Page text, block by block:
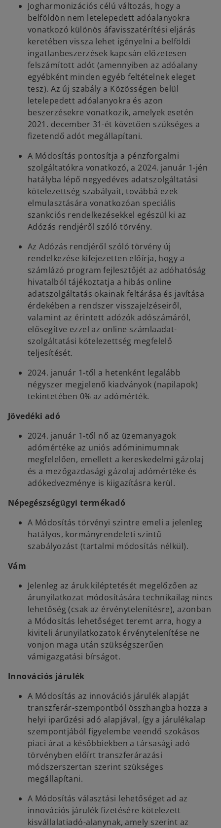
Jogharmonizációs célú változás, hogy a
belföldön nem letelepedett adóalanyokra
vonatkozó különös áfavisszatérítési eljárás
keretében vissza lehet igényelni a belföldi
ingatlanbeszerzések kapcsán előzetesen
felszámított adót (amennyiben az adóalany
egyébként minden egyéb feltételnek eleget
tesz). Az új szabály a Közösségen belül
letelepedett adóalanyokra és azon
beszerzésekre vonatkozik, amelyek esetén
2021. december 31-ét követően szükséges a
fizetendő adót megállapítani.
A Módosítás pontosítja a pénzforgalmi
szolgáltatókra vonatkozó, a 2024. január 1-jén
hatályba lépő negyedéves adatszolgáltatási
kötelezettség szabályait, továbbá ezek
elmulasztására vonatkozóan speciális
szankciós rendelkezésekkel egészül ki az
Adózás rendjéről szóló törvény.
Az Adózás rendjéről szóló törvény új
rendelkezése kifejezetten előírja, hogy a
számlázó program fejlesztőjét az adóhatóság
hivatalból tájékoztatja a hibás online
adatszolgáltatás okainak feltárása és javítása
érdekében a rendszer visszajelzéseiről,
valamint az érintett adózók adószámáról,
elősegítve ezzel az online számlaadat-
szolgáltatási kötelezettség megfelelő
teljesítését.
2024. január 1-től a hetenként legalább
négyszer megjelenő kiadványok (napilapok)
tekintetében 0% az adómérték.
Jövedéki adó
2024. január 1-től nő az üzemanyagok
adómértéke az uniós adóminimumnak
megfelelően, emellett a kereskedelmi gázolaj
és a mezőgazdasági gázolaj adómértéke és
adókedvezménye is kiigazításra kerül.
Népegészségügyi termékadó
A Módosítás törvényi szintre emeli a jelenleg
hatályos, kormányrendeleti szintű
szabályozást (tartalmi módosítás nélkül).
Vám
Jelenleg az áruk kiléptetését megelőzően az
árunyilatkozat módosítására technikailag nincs
lehetőség (csak az érvénytelenítésre), azonban
a Módosítás lehetőséget teremt arra, hogy a
kiviteli árunyilatkozatok érvénytelenítése ne
vonjon maga után szükségszerűen
vámigazgatási bírságot.
Innovációs járulék
A Módosítás az innovációs járulék alapját
transzferár-szempontból összhangba hozza a
helyi iparűzési adó alapjával, így a járulékalap
szempontjából figyelembe veendő szokásos
piaci árat a későbbiekben a társasági adó
törvényben előírt transzferárazási
módszerszertan szerint szükséges
megállapítani.
A Módosítás választási lehetőséget ad az
innovációs járulék fizetésére kötelezett
kisvállalatiadó-alanynak, amely szerint az